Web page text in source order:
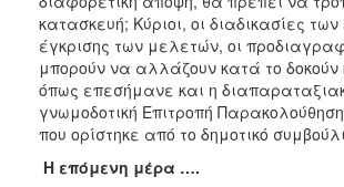
κατασκευή; Κύριοι, οι διαδικασίες
έγκρισης των μελετών, οι
μπορούν να αλλάζουν κατά το δοκούν
όπως επεσήμανε και η
γνωμοδοτική Επιτροπή
που ορίστηκε από το δημοτικό
Η επόμενη μέρα ….